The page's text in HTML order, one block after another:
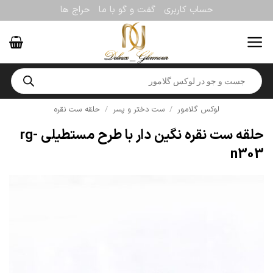
to
content
حساب کاربری گفت و گو با ما حراج ها
Products
search
لوکس گلامور / ست دختر و پسر / حلقه ست نقره
حلقه ست نقره نگین دار با طرح مستطیلی rg-
n303